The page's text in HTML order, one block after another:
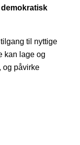
demokratisk
til nyttige
kan lage og
og påvirke